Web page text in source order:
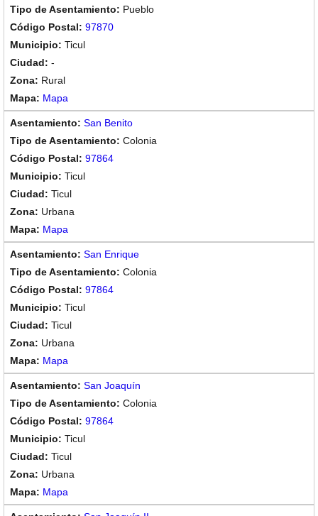
Pueblo
97870
Ticul
-
Rural
Mapa
San Benito
Colonia
97864
Ticul
Ticul
Urbana
Mapa
San Enrique
Colonia
97864
Ticul
Ticul
Urbana
Mapa
San Joaquín
Colonia
97864
Ticul
Ticul
Urbana
Mapa